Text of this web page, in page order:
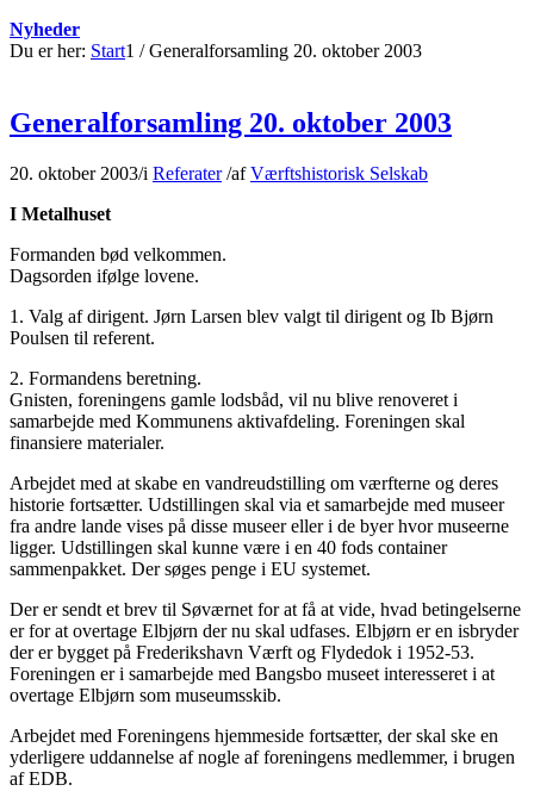
Nyheder
Du er her: Start1 / Generalforsamling 20. oktober 2003
Generalforsamling 20. oktober 2003
20. oktober 2003/i Referater /afVærftshistorisk Selskab
I Metalhuset
Formanden bød velkommen.
Dagsorden ifølge lovene.
1. Valg af dirigent. Jørn Larsen blev valgt til dirigent og Ib Bjørn
Poulsen til referent.
2. Formandens beretning.
Gnisten, foreningens gamle lodsbåd, vil nu blive renoveret i
samarbejde med Kommunens aktivafdeling. Foreningen skal
finansiere materialer.
Arbejdet med at skabe en vandreudstilling om værfterne og deres
historie fortsætter. Udstillingen skal via et samarbejde med museer
fra andre lande vises på disse museer eller i de byer hvor museerne
ligger. Udstillingen skal kunne være i en 40 fods container
sammenpakket. Der søges penge i EU systemet.
Der er sendt et brev til Søværnet for at få at vide, hvad betingelserne
er for at overtage Elbjørn der nu skal udfases. Elbjørn er en isbryder
der er bygget på Frederikshavn Værft og Flydedok i 1952-53.
Foreningen er i samarbejde med Bangsbo museet interesseret i at
overtage Elbjørn som museumsskib.
Arbejdet med Foreningens hjemmeside fortsætter, der skal ske en
yderligere uddannelse af nogle af foreningens medlemmer, i brugen
af EDB.